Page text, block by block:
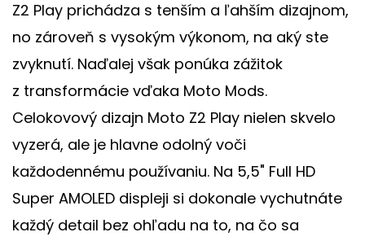
Z2 Play prichádza s tenším a ľahším dizajnom,
no zároveň s vysokým výkonom, na aký ste
zvyknutí. Naďalej však ponúka zážitok
z transformácie vďaka Moto Mods.
Celokovový dizajn Moto Z2 Play nielen skvelo
vyzerá, ale je hlavne odolný voči
každodennému používaniu. Na 5,5" Full HD
Super AMOLED displeji si dokonale vychutnáte
každý detail bez ohľadu na to, na čo sa